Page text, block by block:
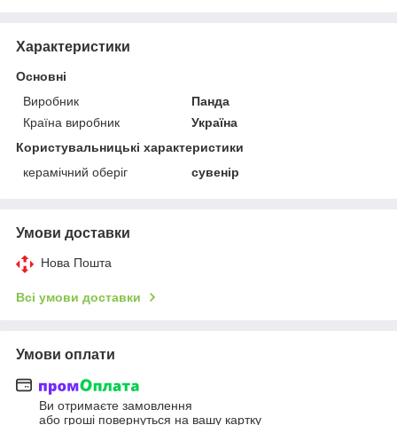
Характеристики
Основні
Виробник
Панда
Країна виробник
Україна
Користувальницькі характеристики
керамічний оберіг
сувенір
Умови доставки
Нова Пошта
Всі умови доставки
Умови оплати
Ви отримаєте замовлення
або гроші повернуться на вашу картку